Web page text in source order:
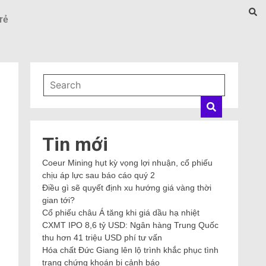
Tin mới
Coeur Mining hụt kỳ vọng lợi nhuận, cổ phiếu
chịu áp lực sau báo cáo quý 2
Điều gì sẽ quyết định xu hướng giá vàng thời
gian tới?
Cổ phiếu châu Á tăng khi giá dầu hạ nhiệt
CXMT IPO 8,6 tỷ USD: Ngân hàng Trung Quốc
thu hơn 41 triệu USD phí tư vấn
Hóa chất Đức Giang lên lộ trình khắc phục tình
trạng chứng khoán bị cảnh báo